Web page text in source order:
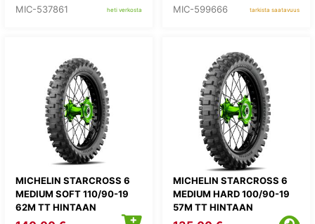
MIC-537861 heti verkosta MIC-599666 tarkista saatavuus
MICHELIN STARCROSS 6
MEDIUM SOFT 110/90-19
62M TT HINTAAN
LISÄTÄÄN
MICHELIN STARCROSS 6
MEDIUM HARD 100/90-19
57M TT HINTAAN
LISÄTÄÄN